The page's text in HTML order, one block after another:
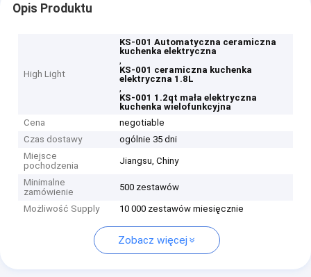
Opis Produktu
High Light
KS-001 Automatyczna ceramiczna
kuchenka elektryczna
,
KS-001 ceramiczna kuchenka
elektryczna 1.8L
,
KS-001 1.2qt mała elektryczna
kuchenka wielofunkcyjna
Cena
negotiable
Czas dostawy
ogólnie 35 dni
Miejsce
pochodzenia
Jiangsu, Chiny
Minimalne
zamówienie
500 zestawów
Możliwość Supply 10 000 zestawów miesięcznie
Zobacz więcej